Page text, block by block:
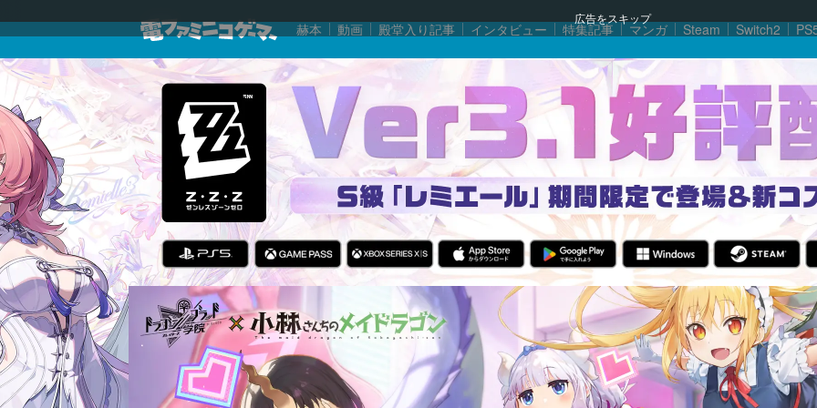
広告をスキップ
赫本 動画 殿堂入り記事 インタビュー 特集記事 マンガ Steam Switch2